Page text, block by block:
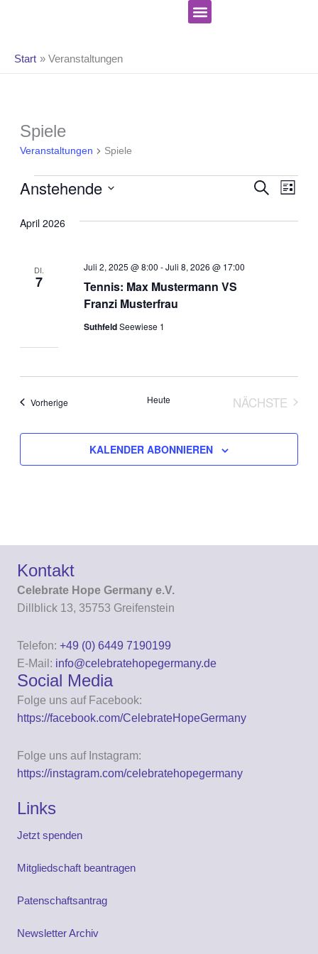
Start Veranstaltungen
Spiele
Veranstaltungen Spiele
Veranstaltungen
und
SUCHE
LISTE
Anstehende
wählen.
April 2026
DI.
7
Tennis: Max Mustermann VS
Franzi Musterfrau
Juli 2, 2025 @ 8:00 -Juli 8, 2026 @ 17:00
SuthfeldSeewiese 1
VorherigeVeranstaltungen Heute
NÄCHSTE
KALENDER ABONNIEREN
Kontakt
Celebrate Hope Germany e.V.
Dillblick 13, 35753 Greifenstein
Telefon: +49 (0) 6449 7190199
E-Mail: info@celebratehopegermany.de
Social Media
Folge uns auf Facebook:
https://facebook.com/CelebrateHopeGermany
Folge uns auf Instagram:
https://instagram.com/celebratehopegermany
Links
Jetzt spenden
Mitgliedschaft beantragen
Patenschaftsantrag
Newsletter Archiv